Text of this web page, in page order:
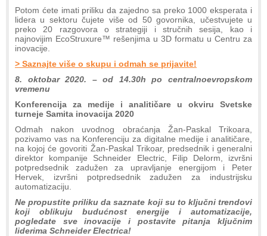
Potom ćete imati priliku da zajedno sa preko 1000 eksperata i
lidera u sektoru čujete više od 50 govornika, učestvujete u
preko 20 razgovora o strategiji i stručnih sesija, kao i
najnovijim EcoStruxure™ rešenjima u 3D formatu u Centru za
inovacije.
> Saznajte više o skupu i odmah se prijavite!
8. oktobar 2020. – od 14.30h po centralnoevropskom
vremenu
Konferencija za medije i analitičare u okviru Svetske
turneje Samita inovacija 2020
Odmah nakon uvodnog obraćanja Žan-Paskal Trikoara,
pozivamo vas na Konferenciju za digitalne medije i analitičare,
na kojoj će govoriti Žan-Paskal Trikoar, predsednik i generalni
direktor kompanije Schneider Electric, Filip Delorm, izvršni
potpredsednik zadužen za upravljanje energijom i Peter
Hervek, izvršni potpredsednik zadužen za industrijsku
automatizaciju.
Ne propustite priliku da saznate koji su to ključni trendovi
koji oblikuju budućnost energije i automatizacije,
pogledate sve inovacije i postavite pitanja ključnim
liderima Schneider Electrica!